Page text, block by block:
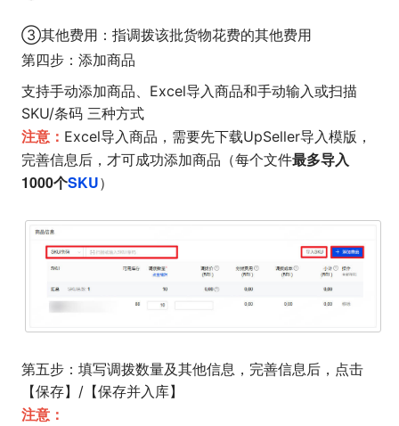
③其他费用：指调拨该批货物花费的其他费用
第四步：添加商品
支持手动添加商品、Excel导入商品和手动输入或扫描
SKU/条码 三种方式
注意： Excel导入商品，需要先下载UpSeller导入模版，
完善信息后，才可成功添加商品（每个文件最多导入
1000个SKU）
第五步：填写调拨数量及其他信息，完善信息后，点击
【保存】/【保存并入库】
注意：